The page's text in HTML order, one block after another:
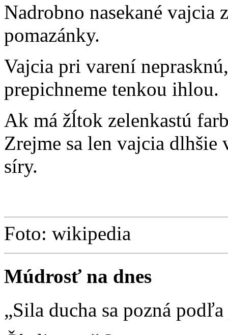
Nadrobno nasekané
pomazánky.
Vajcia pri varení
prepichneme tenkou ihlou.
Ak má žĺtok zelenkastú
Zrejme sa len vajcia
síry.
Foto: wikipedia
Múdrosť na dnes
„Sila ducha sa pozná